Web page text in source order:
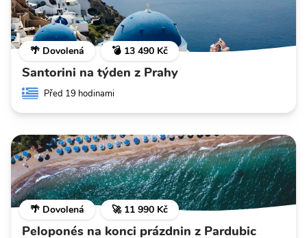
🌴 Dovolená 💣 13 490 Kč
Santorini na týden z Prahy
Před 19 hodinami
🌴 Dovolená 🚀 11 990 Kč
Peloponés na konci prázdnin z Pardubic